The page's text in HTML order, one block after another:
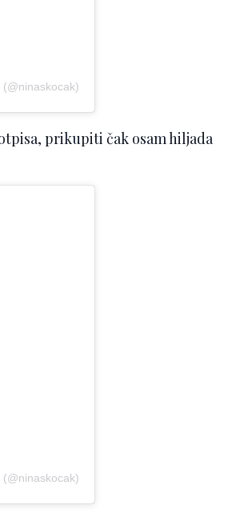
prikupiti čak osam hiljada